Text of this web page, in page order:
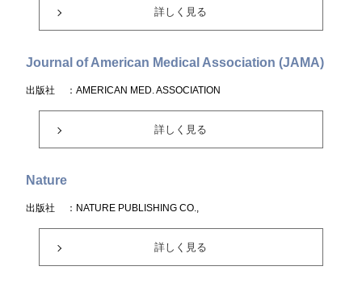
詳しく見る
Journal of American Medical Association (JAMA)
出版社 ：AMERICAN MED. ASSOCIATION
詳しく見る
Nature
出版社 ：NATURE PUBLISHING CO.,
詳しく見る